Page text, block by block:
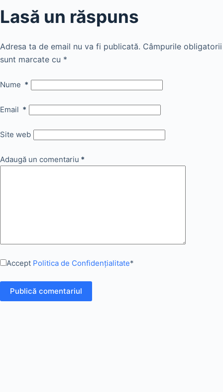
Lasă un răspuns
Adresa ta de email nu va fi publicată. Câmpurile obligatorii
sunt marcate cu *
Nume *
Email *
Site web
Adaugă un comentariu *
Accept Politica de Confidențialitate*
Publică comentariul